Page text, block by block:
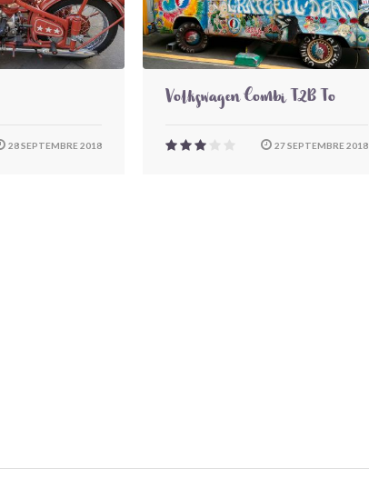
28 SEPTEMBRE 2018
Volkswagen Combi T2B To
27 SEPTEMBRE 2018